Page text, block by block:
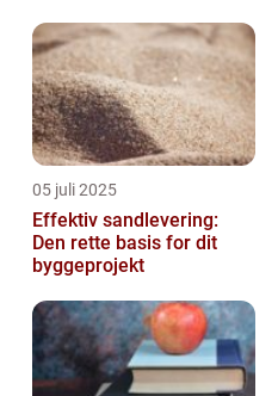
05 juli 2025
Effektiv sandlevering:
Den rette basis for dit
byggeprojekt